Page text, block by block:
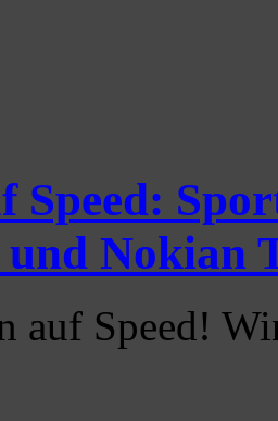
Speed:
Nokian
auf Speed!